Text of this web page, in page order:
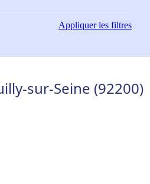
Appliquerles filtres
sur-Seine (92200)